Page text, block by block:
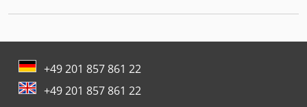
+49 201 857 861 22
+49 201 857 861 22